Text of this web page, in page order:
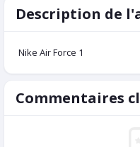
Description de
Nike Air Force 1
Commentaires